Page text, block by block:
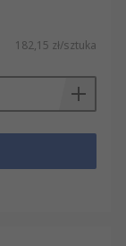
182,15 zł/sztuka